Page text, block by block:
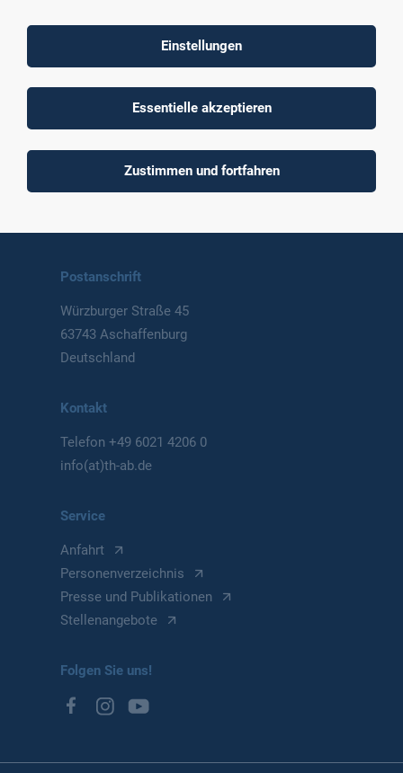
Technische Hochschule
Aschaffenburg
Postanschrift
Würzburger Straße 45
63743 Aschaffenburg
Deutschland
Kontakt
Telefon+49 6021 4206 0
info(at)th-ab.de
Service
Anfahrt
Personenverzeichnis
Presse und Publikationen
Stellenangebote
Folgen Sie uns!
Einstellungen
Essentielle akzeptieren
Zustimmen und fortfahren